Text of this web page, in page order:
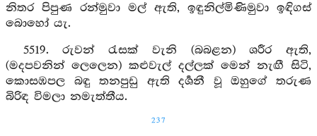
නිතර පිපුණ රන්මුවා මල් ඇති, ඉඳුනිල්මිණිමුවා ඉඳිගස්
බොහෝ යැ.
5519. රුවන් රැසක් වැනි (බබළන) ශරීර ඇති,
(මදපවනින් ලෙලෙන) කළුවැල් දල්ලක් මෙන් නැඟී සිටි,
කොසඹපල බඳු තනපුඩු ඇති දර්‍ශනී වූ ඔහුගේ තරුණ
බිරිඳ විමලා නමැත්තීය.
237